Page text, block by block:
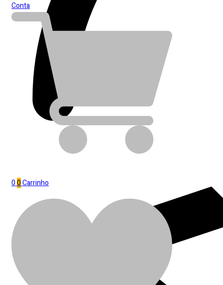
Conta
00Carrinho